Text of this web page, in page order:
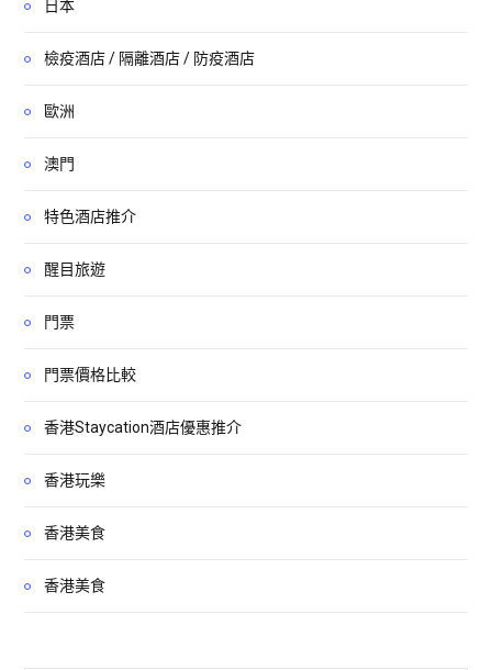
日本
檢疫酒店 / 隔離酒店 / 防疫酒店
歐洲
澳門
特色酒店推介
醒目旅遊
門票
門票價格比較
香港Staycation酒店優惠推介
香港玩樂
香港美食
香港美食